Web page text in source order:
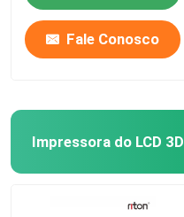
Fale Conosco
Impressora do LCD 3D